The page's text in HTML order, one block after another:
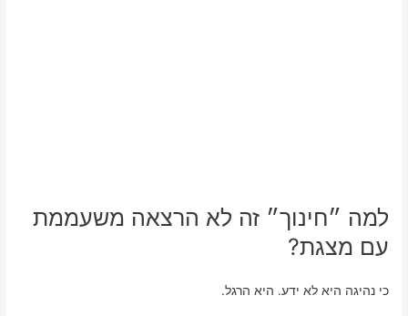
למה ״חינוך״ זה לא הרצאה משעממת
עם מצגת?
כי נהיגה היא לא ידע. היא הרגל.